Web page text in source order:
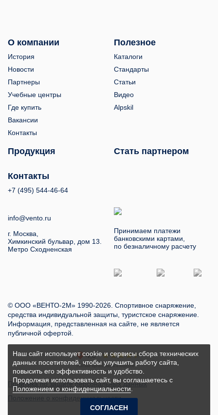
О компании
История
Новости
Партнеры
Учебные центры
Где купить
Вакансии
Контакты
Полезное
Каталоги
Стандарты
Статьи
Видео
Alpskil
Продукция Стать партнером
Контакты
+7 (495) 544-46-64
info@vento.ru
г. Москва,
Химкинский бульвар, дом 13.
Метро Сходненская
Принимаем платежи
банковскими картами,
по безналичному расчету
© ООО «ВЕНТО-2М» 1990-2026. Спортивное снаряжение,
средства индивидуальной защиты, туристское снаряжение.
Информация, представленная на сайте, не является
публичной офертой.
Политика по защите персональных данных
Положение о конфиденциальности
Наш сайт использует cookie и сервисы сбора технических
данных посетителей, чтобы улучшить работу сайта,
повысить его эффективность и удобство.
Продолжая использовать сайт, вы соглашаетесь с
Положением о конфиденциальности.
СОГЛАСЕН